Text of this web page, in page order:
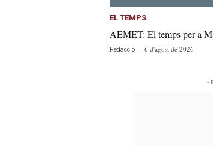
EL TEMPS
AEMET: El temps per a
Redacció - 6 d'agost de 2026
-